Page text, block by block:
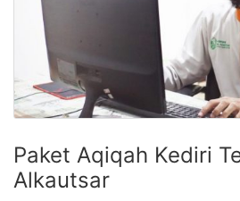
Paket Aqiqah Kediri
Alkautsar